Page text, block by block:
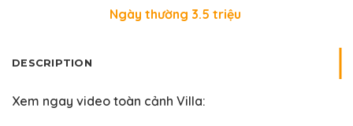
Ngày thường 3.5 triệu
DESCRIPTION
Xem ngay video toàn cảnh Villa: